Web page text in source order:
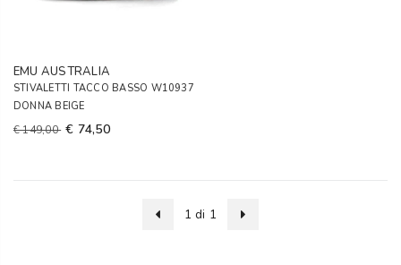
EMU AUSTRALIA
STIVALETTI TACCO BASSO W10937
DONNA BEIGE
€ 149,00 € 74,50
1 di 1